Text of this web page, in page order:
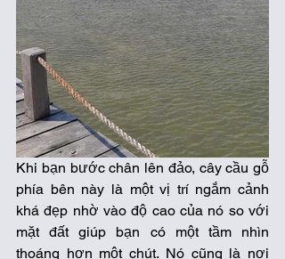
Khi bạn bước chân lên đảo, cây cầu gỗ
phía bên này là một vị trí ngắm cảnh
khá đẹp nhờ vào độ cao của nó so với
mặt đất giúp bạn có một tầm nhìn
thoáng hơn một chút. Nó cũng là nơi